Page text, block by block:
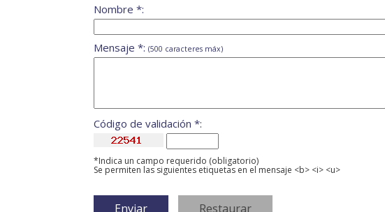
Nombre *:
Mensaje *: (500 caracteres máx)
Código de validación *:
*Indica un campo requerido (obligatorio)
Se permiten las siguientes etiquetas en el mensaje <b> <i> <u>